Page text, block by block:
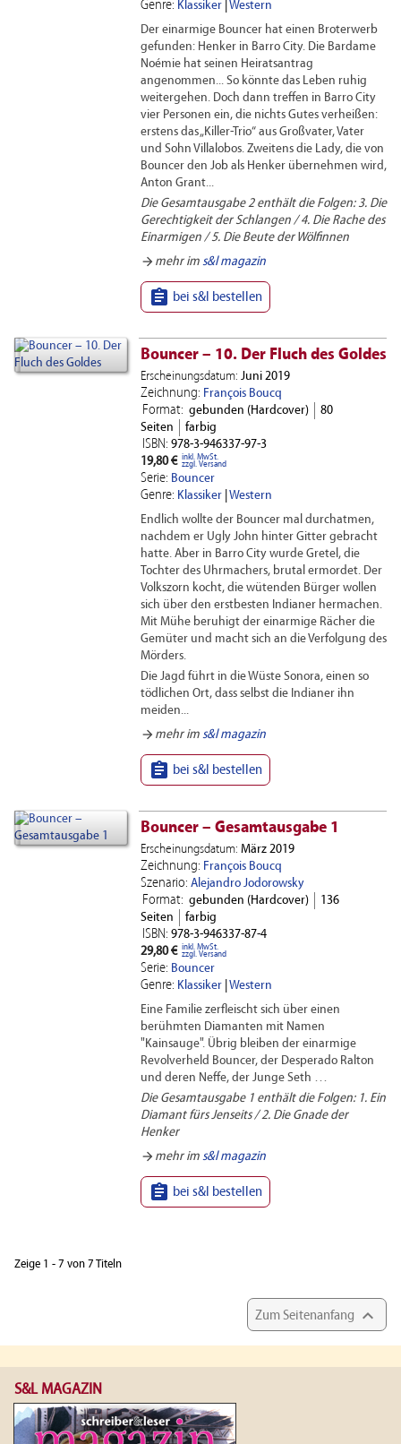
Genre: Klassiker| Western
Der einarmige Bouncer hat einen Broterwerb
gefunden: Henker in Barro City. Die Bardame
Noémie hat seinen Heiratsantrag
angenommen... So könnte das Leben ruhig
weitergehen. Doch dann treffen in Barro City
vier Personen ein, die nichts Gutes verheißen:
erstens das „Killer-Trio“ aus Großvater, Vater
und Sohn Villalobos. Zweitens die Lady, die von
Bouncer den Job als Henker übernehmen wird,
Anton Grant...
Die Gesamtausgabe 2 enthält die Folgen: 3. Die
Gerechtigkeit der Schlangen / 4. Die Rache des
Einarmigen / 5. Die Beute der Wölfinnen
arrow_forward mehr im s&l magazin
 bei s&l bestellen
Bouncer – 10. Der Fluch des Goldes
Erscheinungsdatum: Juni 2019
Zeichnung: François Boucq
Format: gebunden (Hardcover)
80
Seiten
farbig
ISBN: 978-3-946337-97-3
19,80 € inkl. MwSt.
zzgl. Versand
Serie: Bouncer
Genre: Klassiker| Western
Endlich wollte der Bouncer mal durchatmen,
nachdem er Ugly John hinter Gitter gebracht
hatte. Aber in Barro City wurde Gretel, die
Tochter des Uhrmachers, brutal ermordet. Der
Volkszorn kocht, die wütenden Bürger wollen
sich über den erstbesten Indianer hermachen.
Mit Mühe beruhigt der einarmige Rächer die
Gemüter und macht sich an die Verfolgung des
Mörders.
Die Jagd führt in die Wüste Sonora, einen so
tödlichen Ort, dass selbst die Indianer ihn
meiden...
arrow_forward mehr im s&l magazin
 bei s&l bestellen
Bouncer – Gesamtausgabe 1
Erscheinungsdatum: März 2019
Zeichnung: François Boucq
Szenario: Alejandro Jodorowsky
Format: gebunden (Hardcover)
136
Seiten
farbig
ISBN: 978-3-946337-87-4
29,80 € inkl. MwSt.
zzgl. Versand
Serie: Bouncer
Genre: Klassiker| Western
Eine Familie zerfleischt sich über einen
berühmten Diamanten mit Namen
"Kainsauge". Übrig bleiben der einarmige
Revolverheld Bouncer, der Desperado Ralton
und deren Neffe, der Junge Seth …
Die Gesamtausgabe 1 enthält die Folgen: 1. Ein
Diamant fürs Jenseits / 2. Die Gnade der
Henker
arrow_forward mehr im s&l magazin
 bei s&l bestellen
Zeige 1 - 7 von 7 Titeln
Zum Seitenanfang 
S&L MAGAZIN